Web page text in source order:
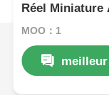
Réel Miniature
MOQ：1